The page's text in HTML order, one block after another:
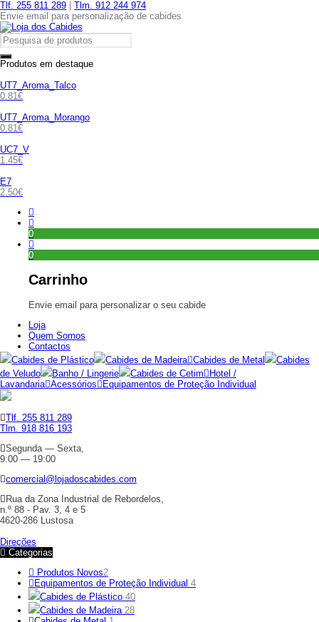
Tlf. 255 811 289
Tlm. 912 244 974
Envie email para personalização de cabides
Produtos em destaque
UT7_Aroma_Talco
0.81€
UT7_Aroma_Morango
0.81€
UC7_V
1.45€
E7
2.50€
0
0
Carrinho
Envie email para personalizar o seu cabide
Loja
Quem Somos
Contactos
Cabides de Plástico
Cabides de Madeira Cabides de Metal
Cabides
de Veludo
Banho / Lingerie Cabides de Cetim
Hotel /
Lavandaria Acessórios Equipamentos de Proteção Individual
Tlf. 255 811 289
Tlm. 918 816 193
Segunda — Sexta,
9:00 — 19:00
comercial@lojadoscabides.com
Rua da Zona Industrial de Rebordelos,
n.º 88 - Pav. 3, 4 e 5
4620-286 Lustosa
Direções
Categorias
Produtos Novos2
Equipamentos de Proteção Individual 4
Cabides de Plástico 40
Cabides de Madeira 28